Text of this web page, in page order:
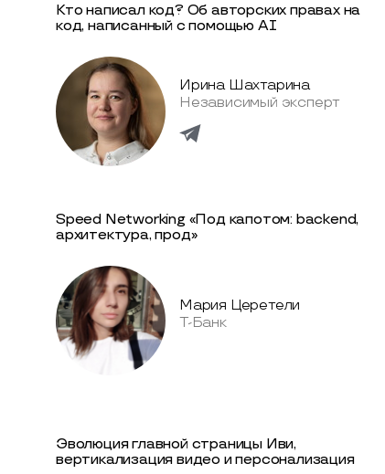
Кто написал код? Об авторских правах на
код, написанный с помощью AI
Ирина Шахтарина
Независимый эксперт
Speed Networking «Под капотом: backend,
архитектура, прод»
Мария Церетели
Т-Банк
Эволюция главной страницы Иви,
вертикализация видео и персонализация